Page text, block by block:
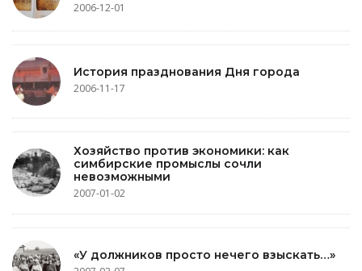
2006-12-01
История празднования Дня города
2006-11-17
Хозяйство против экономики: как
симбирские промыслы сочли
невозможными
2007-01-02
«У должников просто нечего взыскать…»